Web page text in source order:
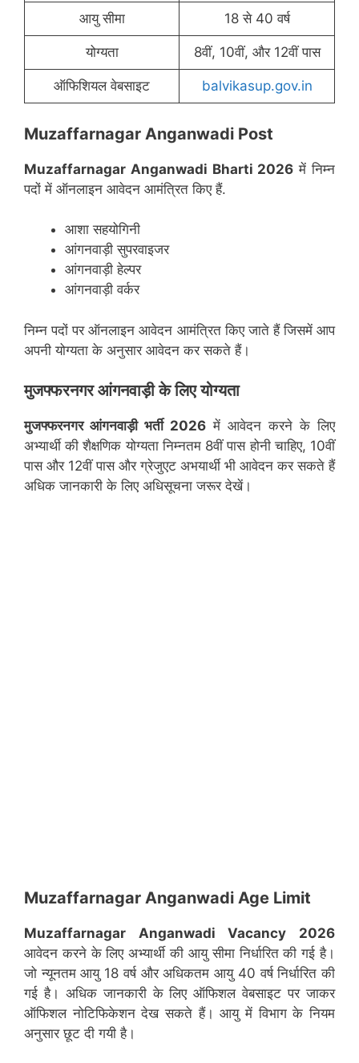
आयु सीमा 18 से 40 वर्ष
योग्यता 8वीं, 10वीं, और 12वीं पास
ऑफिशियल वेबसाइट balvikasup.gov.in
Muzaffarnagar Anganwadi Post
Muzaffarnagar Anganwadi Bharti 2026 में निम्न
पदों में ऑनलाइन आवेदन आमंत्रित किए हैं.
आशा सहयोगिनी
आंगनवाड़ी सुपरवाइजर
आंगनवाड़ी हेल्पर
आंगनवाड़ी वर्कर
निम्न पदों पर ऑनलाइन आवेदन आमंत्रित किए जाते हैं जिसमें आप
अपनी योग्यता के अनुसार आवेदन कर सकते हैं।
मुजफ्फरनगरआंगनवाड़ी के लिए योग्यता
मुजफ्फरनगर आंगनवाड़ी भर्ती 2026 में आवेदन करने के लिए
अभ्यार्थी की शैक्षणिक योग्यता निम्नतम 8वीं पास होनी चाहिए, 10वीं
पास और 12वीं पास और ग्रेजुएट अभयार्थी भी आवेदन कर सकते हैं
अधिक जानकारी के लिए अधिसूचना जरूर देखें।
Muzaffarnagar Anganwadi Age Limit
Muzaffarnagar Anganwadi Vacancy 2026
आवेदन करने के लिए अभ्यार्थी की आयु सीमा निर्धारित की गई है।
जो न्यूनतम आयु 18 वर्ष और अधिकतम आयु 40 वर्ष निर्धारित की
गई है। अधिक जानकारी के लिए ऑफिशल वेबसाइट पर जाकर
ऑफिशल नोटिफिकेशन देख सकते हैं। आयु में विभाग के नियम
अनुसार छूट दी गयी है।